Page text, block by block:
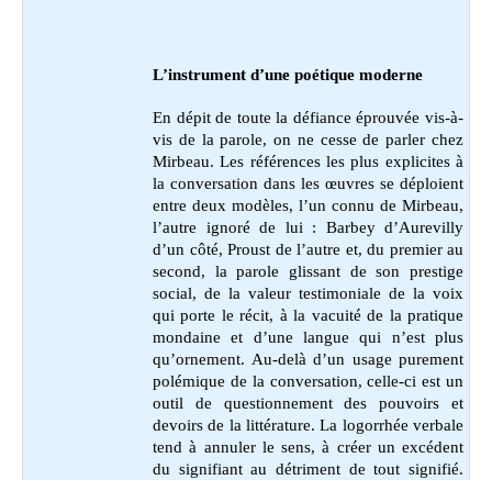
L’instrument d’une poétique moderne
En dépit de toute la défiance éprouvée vis-à-
vis de la parole, on ne cesse de parler chez
Mirbeau. Les références les plus explicites à
la conversation dans les œuvres se déploient
entre deux modèles, l’un connu de Mirbeau,
l’autre ignoré de lui : Barbey d’Aurevilly
d’un côté, Proust de l’autre et, du premier au
second, la parole glissant de son prestige
social, de la valeur testimoniale de la voix
qui porte le récit, à la vacuité de la pratique
mondaine et d’une langue qui n’est plus
qu’ornement. Au-delà d’un usage purement
polémique de la conversation, celle-ci est un
outil de questionnement des pouvoirs et
devoirs de la littérature. La logorrhée verbale
tend à annuler le sens, à créer un excédent
du signifiant au détriment de tout signifié.